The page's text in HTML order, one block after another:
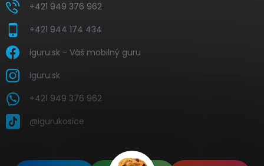
+421 949 376 962
+421 944 174 434
iguru.sk - Váš mobilný guru
iguru.sk
+421 949 376 962
@igurukosice